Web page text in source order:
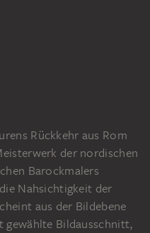
Rückkehr aus Rom
der nordischen
Barockmalers
Nahsichtigkeit der
aus der Bildebene
Bildausschnitt,